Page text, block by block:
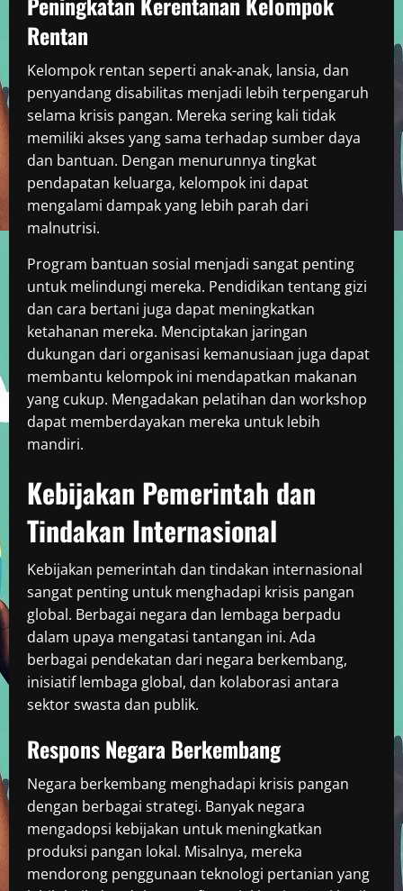
Rentan
Kelompok rentan seperti anak-anak, lansia, dan
penyandang disabilitas menjadi lebih terpengaruh
selama krisis pangan. Mereka sering kali tidak
memiliki akses yang sama terhadap sumber daya
dan bantuan. Dengan menurunnya tingkat
pendapatan keluarga, kelompok ini dapat
mengalami dampak yang lebih parah dari
malnutrisi.
Program bantuan sosial menjadi sangat penting
untuk melindungi mereka. Pendidikan tentang gizi
dan cara bertani juga dapat meningkatkan
ketahanan mereka. Menciptakan jaringan
dukungan dari organisasi kemanusiaan juga dapat
membantu kelompok ini mendapatkan makanan
yang cukup. Mengadakan pelatihan dan workshop
dapat memberdayakan mereka untuk lebih
mandiri.
Kebijakan Pemerintah dan
Tindakan Internasional
Kebijakan pemerintah dan tindakan internasional
sangat penting untuk menghadapi krisis pangan
global. Berbagai negara dan lembaga berpadu
dalam upaya mengatasi tantangan ini. Ada
berbagai pendekatan dari negara berkembang,
inisiatif lembaga global, dan kolaborasi antara
sektor swasta dan publik.
Respons Negara Berkembang
Negara berkembang menghadapi krisis pangan
dengan berbagai strategi. Banyak negara
mengadopsi kebijakan untuk meningkatkan
produksi pangan lokal. Misalnya, mereka
mendorong penggunaan teknologi pertanian yang